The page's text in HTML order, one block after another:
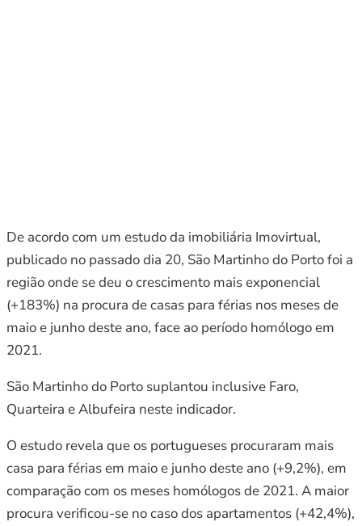
De acordo com um estudo da imobiliária Imovirtual,
publicado no passado dia 20, São Martinho do Porto foi a
região onde se deu o crescimento mais exponencial
(+183%) na procura de casas para férias nos meses de
maio e junho deste ano, face ao período homólogo em
2021.
São Martinho do Porto suplantou inclusive Faro,
Quarteira e Albufeira neste indicador.
O estudo revela que os portugueses procuraram mais
casa para férias em maio e junho deste ano (+9,2%), em
comparação com os meses homólogos de 2021. A maior
procura verificou-se no caso dos apartamentos (+42,4%),